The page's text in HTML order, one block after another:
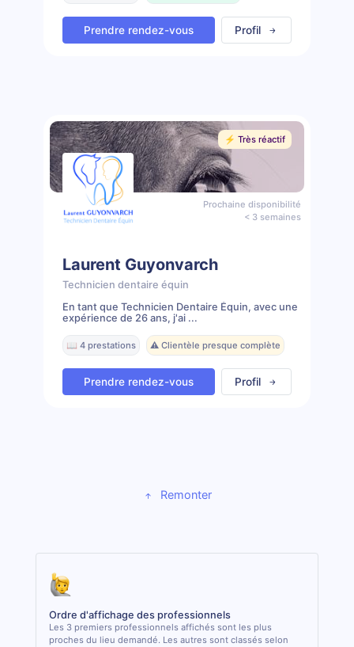
Prendre rendez-vous Profil
⚡️ Très réactif
Prochaine disponibilité
< 3 semaines
Laurent Guyonvarch
Technicien dentaire équin
En tant que Technicien Dentaire Équin, avec une
expérience de 26 ans, j'ai ...
📖 4 prestations ⚠️ Clientèle presque complète
Prendre rendez-vous Profil
Remonter
Ordre d'affichage des professionnels
Les 3 premiers professionnels affichés sont les plus
proches du lieu demandé. Les autres sont classés selon